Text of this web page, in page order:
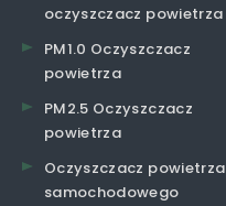
oczyszczacz powietrza
PM1.0 Oczyszczacz
powietrza
PM2.5 Oczyszczacz
powietrza
Oczyszczacz powietrza
samochodowego